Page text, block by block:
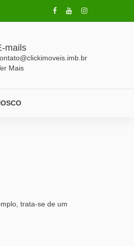
mails
Mais
trata-se de um